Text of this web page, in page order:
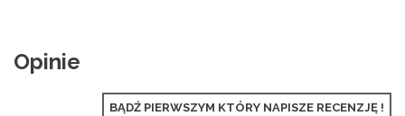
Opinie
BĄDŹ PIERWSZYM KTÓRY NAPISZE RECENZJĘ !